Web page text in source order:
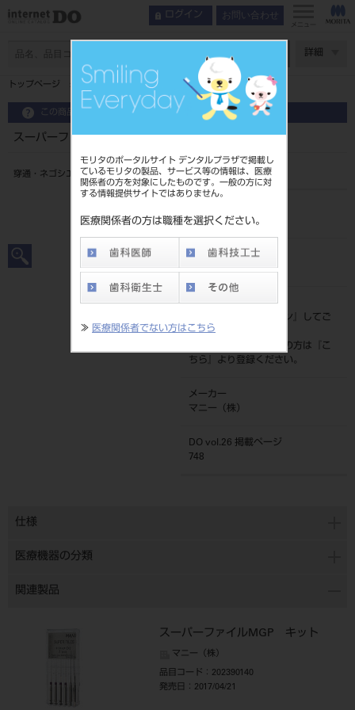
モリタのポータルサイト デンタルプラザで掲載し
ているモリタの製品、サービス等の情報は、医療
関係者の方を対象にしたものです。一般の方に対
する情報提供サイトではありません。
医療関係者の方は職種を選択ください。
≫ 医療関係者でない方はこちら
ログイン お問い合わせ
メニュー
詳細
トップページ スーパーファイルMGP 18mm 6入 #15
この商品に関するお問い合わせ
スーパーファイルMGP 18mm 6入 #15
穿通・ネゴシエーションファイル
20239020015
JAN/EANコード
標準価格
ログイン
』してご
覧ください。
ネット会員登録がまだの方は『
こ
ちら
』より登録ください。
メーカー
マニー（株）
DO vol.26 掲載ページ
748
仕様
医療機器の分類
関連製品
スーパーファイルMGP キット
マニー（株）
品目コード ：202390140
発売日
：2017/04/21